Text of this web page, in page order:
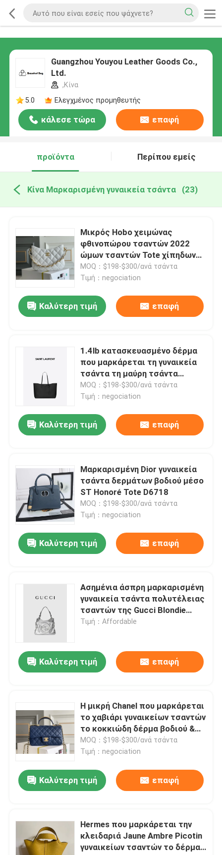
Guangzhou Youyou Leather Goods Co.,
Ltd.
,Κίνα
5.0
Ελεγχμένος προμηθευτής
κάλεσε τώρα επαφή
προϊόντα Περίπου εμείς
Κίνα Μαρκαρισμένη γυναικεία τσάντα (23)
Μικρός Hobo χειμώνας
φθινοπώρου τσαντών 2022
ώμων τσαντών Tote χίπηδων
μασχαλών της Chanel AS3562
MOQ：$198-$300/ανά τσάντα
Τιμή：negociation
Καλύτερη τιμή επαφή
1.4lb κατασκευασμένο δέρμα
που μαρκάρεται τη γυναικεία
τσάντα τη μαύρη τσάντα
δερμάτων βοδιού της YVES
SAINT LAURENT Ανατολής-
MOQ：$198-$300/ανά τσάντα
Τιμή：negociation
Καλύτερη τιμή επαφή
Μαρκαρισμένη Dior γυναικεία
τσάντα δερμάτων βοδιού μέσο
ST Honoré Tote D6718
MOQ：$198-$300/ανά τσάντα
Τιμή：negociation
Καλύτερη τιμή επαφή
Ασημένια άσπρη μαρκαρισμένη
γυναικεία τσάντα πολυτέλειας
τσαντών της Gucci Blondie
μικρή Tote
Τιμή：Affordable
Καλύτερη τιμή επαφή
Η μικρή Chanel που μαρκάρεται
το χαβιάρι γυναικείων τσαντών
το κοκκιώδη δέρμα βοδιού &
μέταλλο Goldtone
MOQ：$198-$300/ανά τσάντα
Τιμή：negociation
Καλύτερη τιμή επαφή
Hermes που μαρκάρεται την
κλειδαριά Jaune Ambre Picotin
γυναικείων τσαντών το δέρμα